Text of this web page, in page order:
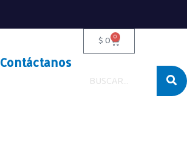
Contáctanos
$0 0